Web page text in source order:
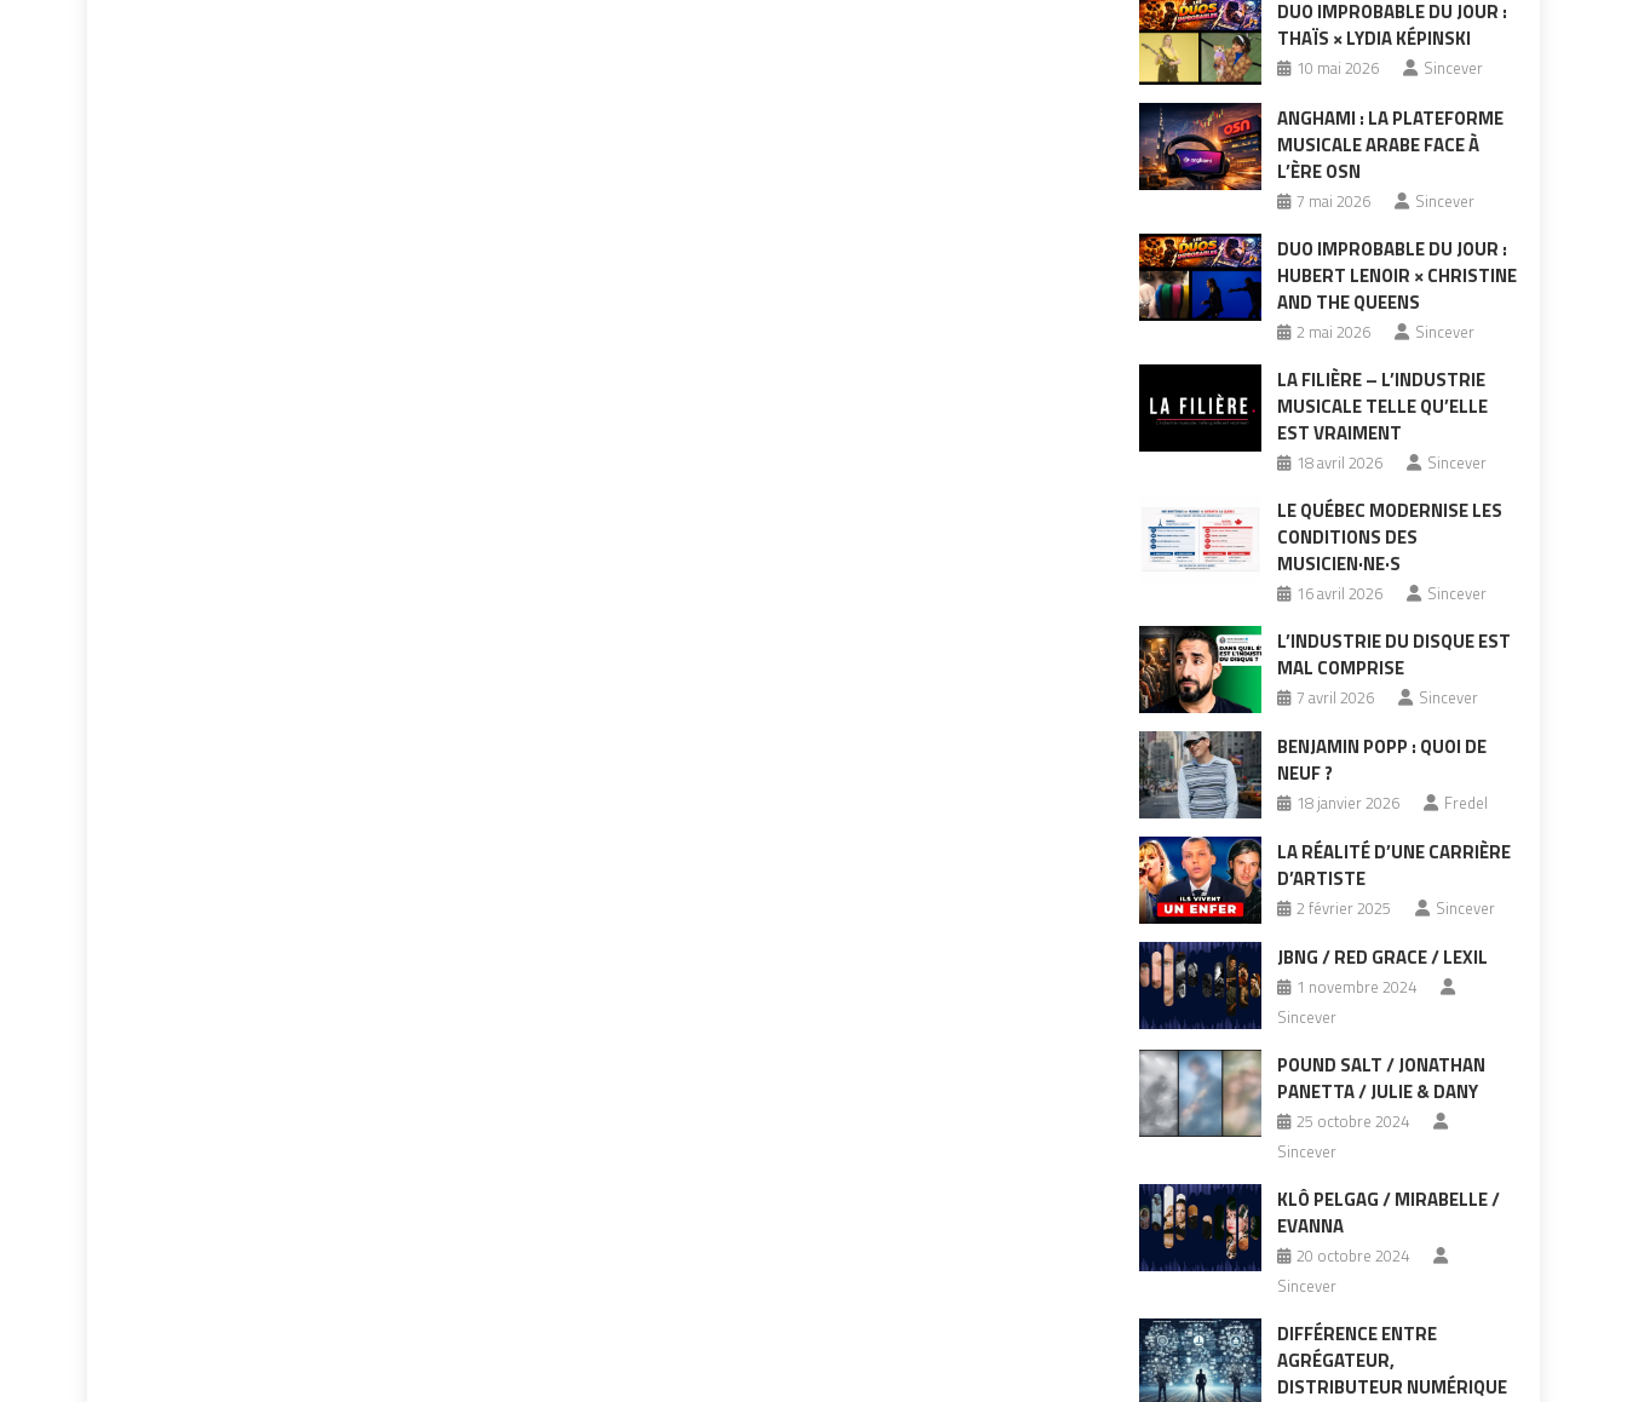
DUO IMPROBABLE DU JOUR :
THAÏS × LYDIA KÉPINSKI
10 mai 2026 Sincever
ANGHAMI : LA PLATEFORME
MUSICALE ARABE FACE À
L’ÈRE OSN
7 mai 2026 Sincever
DUO IMPROBABLE DU JOUR :
HUBERT LENOIR × CHRISTINE
AND THE QUEENS
2 mai 2026 Sincever
LA FILIÈRE – L’INDUSTRIE
MUSICALE TELLE QU’ELLE
EST VRAIMENT
18 avril 2026 Sincever
LE QUÉBEC MODERNISE LES
CONDITIONS DES
MUSICIEN·NE·S
16 avril 2026 Sincever
L’INDUSTRIE DU DISQUE EST
MAL COMPRISE
7 avril 2026 Sincever
BENJAMIN POPP : QUOI DE
NEUF ?
18 janvier 2026 Fredel
LA RÉALITÉ D’UNE CARRIÈRE
D’ARTISTE
2 février 2025 Sincever
JBNG / RED GRACE / LEXIL
1 novembre 2024
Sincever
POUND SALT / JONATHAN
PANETTA / JULIE & DANY
25 octobre 2024
Sincever
KLÔ PELGAG / MIRABELLE /
EVANNA
20 octobre 2024
Sincever
DIFFÉRENCE ENTRE
AGRÉGATEUR,
DISTRIBUTEUR NUMÉRIQUE